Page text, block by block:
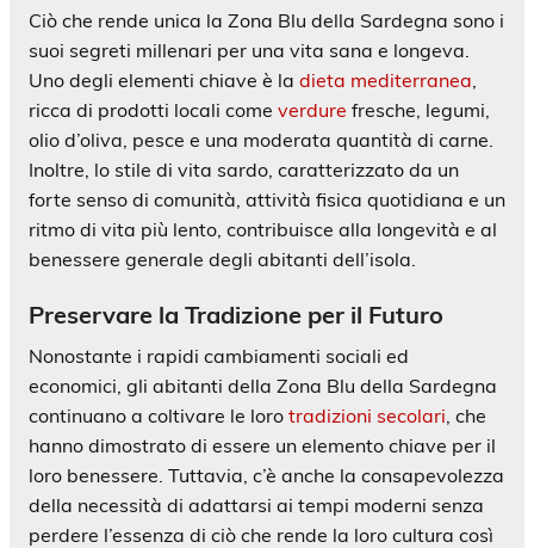
Ciò che rende unica la Zona Blu della Sardegna sono i
suoi segreti millenari per una vita sana e longeva.
Uno degli elementi chiave è la dieta mediterranea
ricca di prodotti locali come verdure fresche, legumi,
olio d’oliva, pesce e una moderata quantità di carne.
Inoltre, lo stile di vita sardo, caratterizzato da un
forte senso di comunità, attività fisica quotidiana e un
ritmo di vita più lento, contribuisce alla longevità e al
benessere generale degli abitanti dell’isola.
Preservare la Tradizione per il Futuro
Nonostante i rapidi cambiamenti sociali ed
economici, gli abitanti della Zona Blu della Sardegna
continuano a coltivare le loro tradizioni secolari , che
hanno dimostrato di essere un elemento chiave per il
loro benessere. Tuttavia, c’è anche la consapevolezza
della necessità di adattarsi ai tempi moderni senza
perdere l’essenza di ciò che rende la loro cultura così